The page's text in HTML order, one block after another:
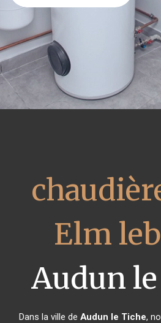
Elm
Audun
Dans la ville de Audun le Tiche,